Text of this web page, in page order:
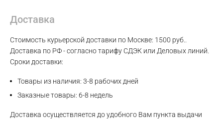
Доставка
Стоимость курьерской доставки по Москве: 1500 руб..
Доставка по РФ - согласно тарифу СДЭК или Деловых линий.
Сроки доставки:
Товары из наличия: 3-8 рабочих дней
Заказные товары: 6-8 недель
Доставка осуществляется до удобного Вам пункта выдачи